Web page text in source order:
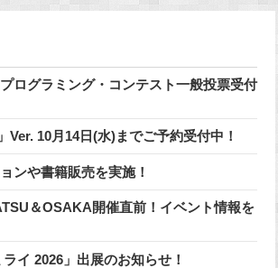
ログラミング・コンテスト一般投票受付
10月14日(水)までご予約受付中！
ンや書籍販売を実施！
＆OSAKA開催直前！イベント情報を
イ 2026」出展のお知らせ！